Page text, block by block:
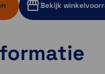
Bekijk
voorraad
1 op voorraad